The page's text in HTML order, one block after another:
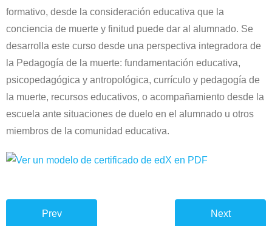
formativo, desde la consideración educativa que la
conciencia de muerte y finitud puede dar al alumnado. Se
desarrolla este curso desde una perspectiva integradora de
la Pedagogía de la muerte: fundamentación educativa,
psicopedagógica y antropológica, currículo y pedagogía de
la muerte, recursos educativos, o acompañamiento desde la
escuela ante situaciones de duelo en el alumnado u otros
miembros de la comunidad educativa.
Prev Next